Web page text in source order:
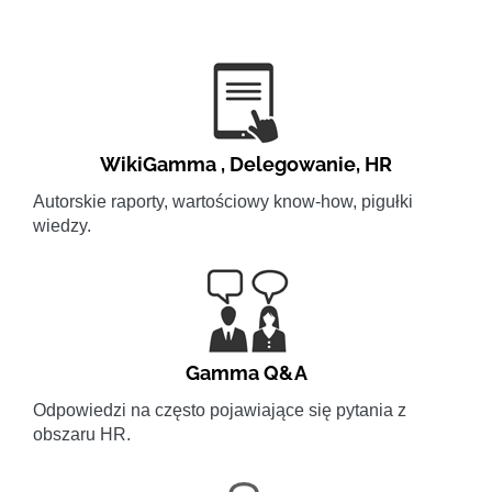
WikiGamma , Delegowanie, HR
Autorskie raporty, wartościowy know-how, pigułki
wiedzy.
Gamma Q&A
Odpowiedzi na często pojawiające się pytania z
obszaru HR.